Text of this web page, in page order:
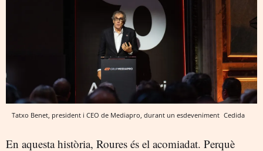
Tatxo Benet, president i CEO de Mediapro, durant un esdeveniment Cedida
En aquesta història, Roures és el acomiadat. Perquè